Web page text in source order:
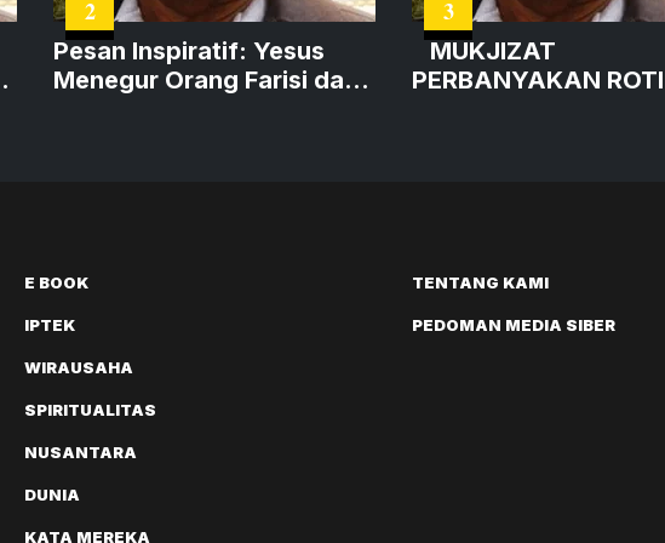
2
Pesan Inspiratif: Yesus
Menegur Orang Farisi dan
3
MUKJIZAT
PERBANYAKAN ROTI
E BOOK
IPTEK
WIRAUSAHA
SPIRITUALITAS
NUSANTARA
DUNIA
KATA MEREKA
TENTANG KAMI
PEDOMAN MEDIA SIBER